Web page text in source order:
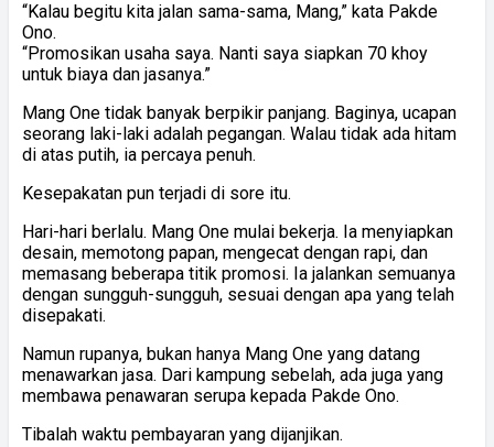
“Kalau begitu kita jalan sama-sama, Mang,” kata Pakde
Ono.
“Promosikan usaha saya. Nanti saya siapkan 70 khoy
untuk biaya dan jasanya.”
Mang One tidak banyak berpikir panjang. Baginya, ucapan
seorang laki-laki adalah pegangan. Walau tidak ada hitam
di atas putih, ia percaya penuh.
Kesepakatan pun terjadi di sore itu.
Hari-hari berlalu. Mang One mulai bekerja. Ia menyiapkan
desain, memotong papan, mengecat dengan rapi, dan
memasang beberapa titik promosi. Ia jalankan semuanya
dengan sungguh-sungguh, sesuai dengan apa yang telah
disepakati.
Namun rupanya, bukan hanya Mang One yang datang
menawarkan jasa. Dari kampung sebelah, ada juga yang
membawa penawaran serupa kepada Pakde Ono.
Tibalah waktu pembayaran yang dijanjikan.